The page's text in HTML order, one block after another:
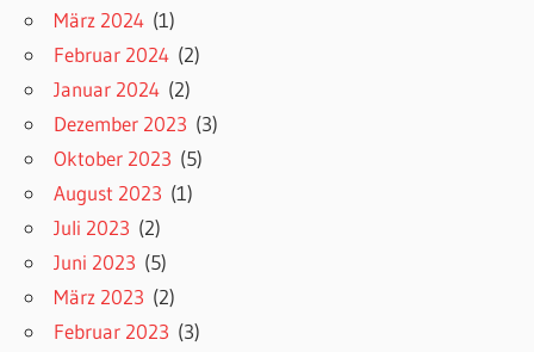
März 2024 (1)
Februar 2024 (2)
Januar 2024 (2)
Dezember 2023 (3)
Oktober 2023 (5)
August 2023 (1)
Juli 2023 (2)
Juni 2023 (5)
März 2023 (2)
Februar 2023 (3)